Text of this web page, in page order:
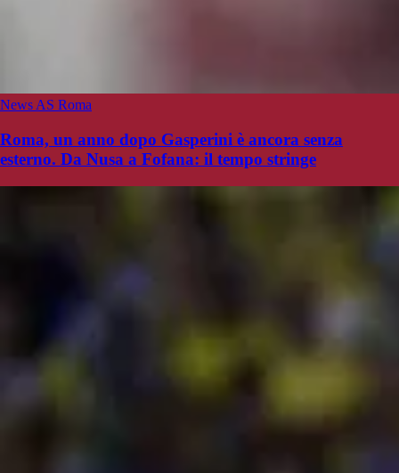
News AS Roma
Roma, un anno dopo Gasperini è ancora senza
esterno. Da Nusa a Fofana: il tempo stringe